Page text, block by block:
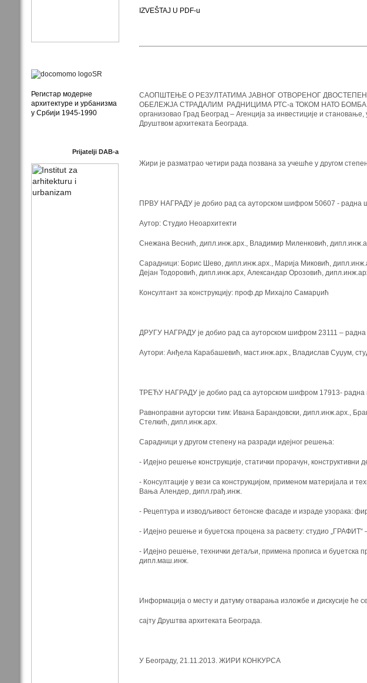
IZVEŠTAJ U PDF-u
САОПШТЕЊЕ О РЕЗУЛТАТИМА ЈАВНОГ ОТВОРЕНОГ
ОБЕЛЕЖЈА СТРАДАЛИМ РАДНИЦИМА РТС-а ТОКОМ НАТО
организовао Град Београд – Агенција за инвестиције и
Друштвом архитеката Београда.
Жири је разматрао четири рада позвана за учешће у другом
ПРВУ НАГРАДУ је добио рад са ауторском шифром 50607 - радна
Аутор: Студио Неоархитекти
Снежана Веснић, дипл.инж.арх., Владимир Миленковић,
Сарадници: Борис Шево, дипл.инж.арх., Марија Миковић,
Дејан Тодоровић, дипл.инж.арх, Александар Орозовић,
Консултант за конструкцију: проф.др Михајло Самарџић
ДРУГУ НАГРАДУ је добио рад са ауторском шифром 23111 –
Аутори: Анђела Карабашевић, маст.инж.арх., Владислав Суџум,
ТРЕЋУ НАГРАДУ је добио рад са ауторском шифром 17913- радна
Равноправни ауторски тим: Ивана Барандовски, дипл.инж.арх.,
Стелкић, дипл.инж.арх.
Сарадници у другом степену на разради идејног решења:
- Идејно решење конструкције, статички прорачун,
- Консултације у вези са конструкцијом, применом материјала и
Вања Алендер, дипл.грађ.инж.
- Рецептура и изводљивост бетонске фасаде и израде узорака:
- Идејно решење и буџетска процена за расвету: студио „ГРАФИТ“
- Идејно решење, технички детаљи, примена прописа и буџетска
дипл.маш.инж.
Информација о месту и датуму отварања изложбе и дискусије ће
сајту Друштва архитеката Београда.
У Београду, 21.11.2013. ЖИРИ КОНКУРСА
Регистар модерне
архитектуре и урбанизма
у Србији 1945-1990
Prijatelji DAB-a